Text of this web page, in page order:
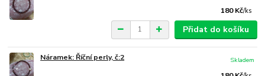
180 Kč/ks
Přidat do košíku
Náramek: Říční perly, č:2
Skladem